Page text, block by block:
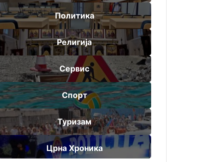
Политика
Религија
Сервис
Спорт
Туризам
Црна Хроника